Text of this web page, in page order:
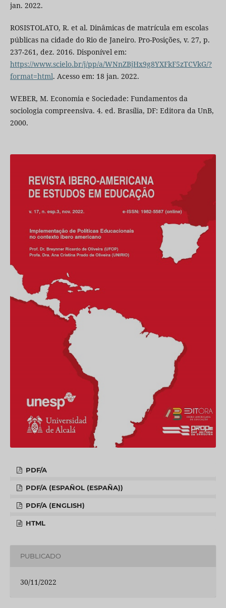
jan. 2022.
ROSISTOLATO, R. et al. Dinâmicas de matrícula em escolas
públicas na cidade do Rio de Janeiro. Pro-Posições, v. 27, p.
237-261, dez. 2016. Disponível em:
https://www.scielo.br/j/pp/a/WNnZBjHx9g8YXFkF5zTCVkG/?
format=html. Acesso em: 18 jan. 2022.
WEBER, M. Economia e Sociedade: Fundamentos da
sociologia compreensiva. 4. ed. Brasília, DF: Editora da UnB,
2000.
PDF/A
PDF/A (ESPAÑOL (ESPAÑA))
PDF/A (ENGLISH)
HTML
PUBLICADO
30/11/2022